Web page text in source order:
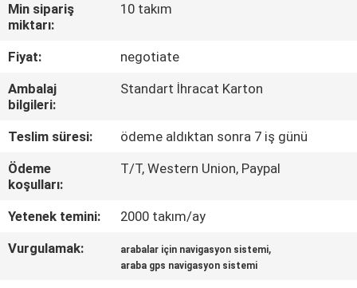
KALITE
KONTROL
ILETIŞIME
GEÇIN
HABERLER
Min sipariş
miktarı:
10 takım
Fiyat:
negotiate
Ambalaj
bilgileri:
Standart İhracat Karton
Teslim süresi:
ödeme aldıktan sonra 7 iş günü
Ödeme
koşulları:
T/T, Western Union, Paypal
Yetenek temini:
2000 takım/ay
Vurgulamak:
arabalar için navigasyon sistemi,
araba gps navigasyon sistemi